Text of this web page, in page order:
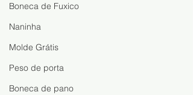
Boneca de Fuxico
Naninha
Molde Grátis
Peso de porta
Boneca de pano